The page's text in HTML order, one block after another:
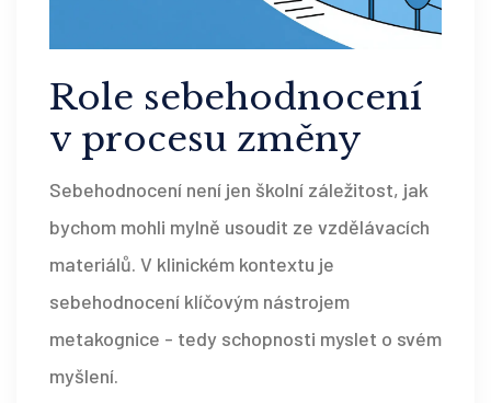
Role sebehodnocení
v procesu změny
Sebehodnocení není jen školní záležitost, jak
bychom mohli mylně usoudit ze vzdělávacích
materiálů. V klinickém kontextu je
sebehodnocení klíčovým nástrojem
metakognice - tedy schopnosti myslet o svém
myšlení.